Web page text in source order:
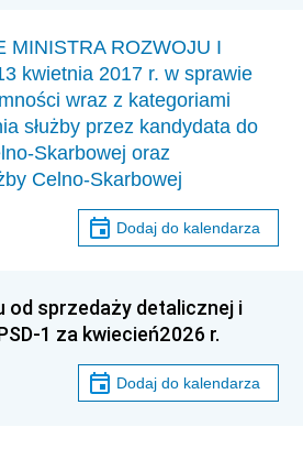
MINISTRA ROZWOJU I
kwietnia 2017 r. w sprawie
wraz z kategoriami
służby przez kandydata do
Skarbowej oraz
Celno-Skarbowej
Dodaj do kalendarza
od sprzedaży detalicznej i
1 za kwiecień2026 r.
Dodaj do kalendarza